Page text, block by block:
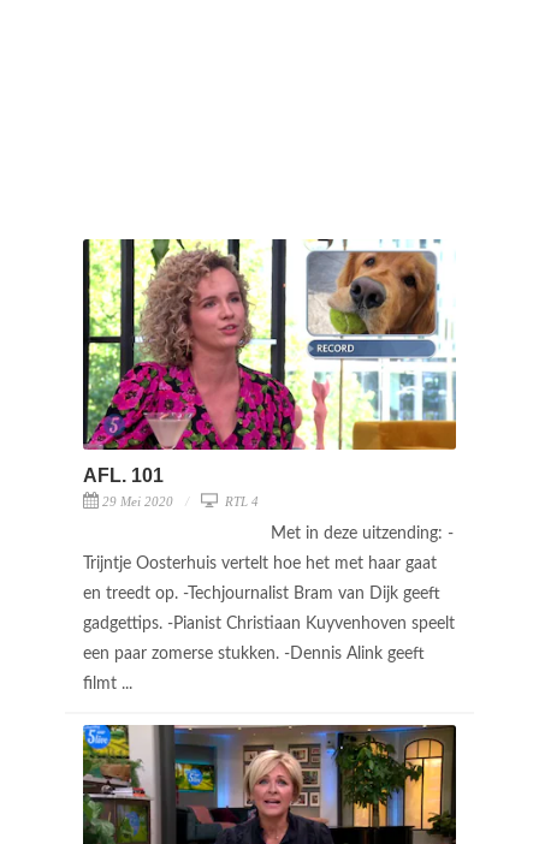
AFL. 101
29 Mei 2020 RTL 4
Met in deze uitzending: -
Trijntje Oosterhuis vertelt hoe het met haar gaat
en treedt op. -Techjournalist Bram van Dijk geeft
gadgettips. -Pianist Christiaan Kuyvenhoven speelt
een paar zomerse stukken. -Dennis Alink geeft
filmt ...